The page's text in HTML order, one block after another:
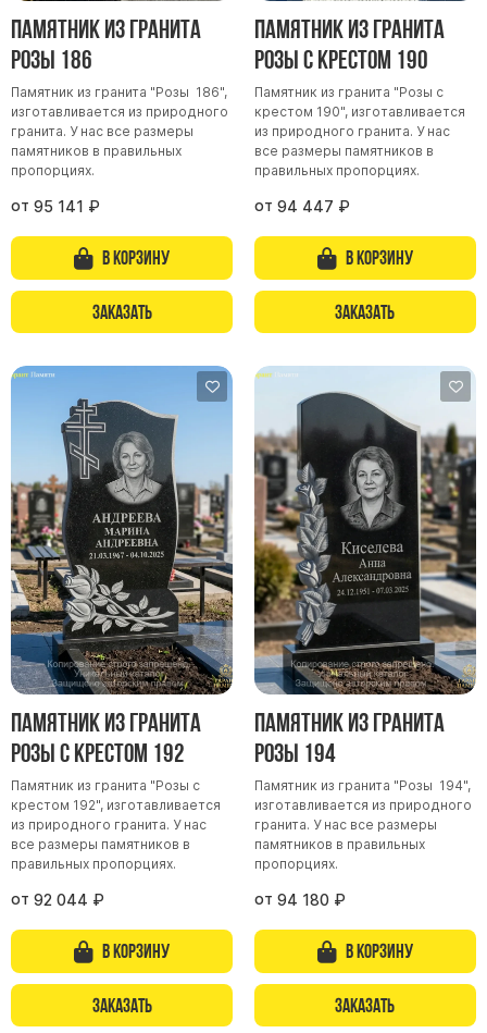
Памятник из гранита
Розы 186
Памятник из гранита "Розы 186",
изготавливается из природного
гранита. У нас все размеры
памятников в правильных
пропорциях.
от 95 141 ₽
В корзину
Заказать
Памятник из гранита
Розы с крестом 190
Памятник из гранита "Розы с
крестом 190", изготавливается
из природного гранита. У нас
все размеры памятников в
правильных пропорциях.
от 94 447 ₽
В корзину
Заказать
Памятник из гранита
Розы с крестом 192
Памятник из гранита "Розы с
крестом 192", изготавливается
из природного гранита. У нас
все размеры памятников в
правильных пропорциях.
от 92 044 ₽
В корзину
Заказать
Памятник из гранита
Розы 194
Памятник из гранита "Розы 194",
изготавливается из природного
гранита. У нас все размеры
памятников в правильных
пропорциях.
от 94 180 ₽
В корзину
Заказать